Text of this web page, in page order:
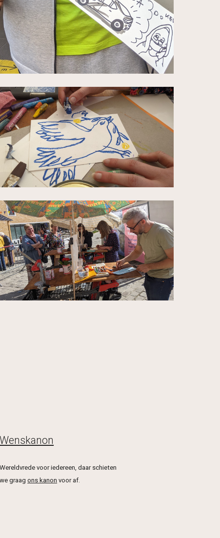
Wenskanon
Wereldvrede voor iedereen, daar schieten
we graagons kanon voor af.